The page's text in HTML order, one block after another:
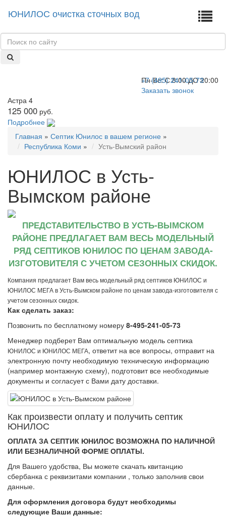
ЮНИЛОС очистка сточных вод
+7 (495) 241-05-73
Пн-Вс: С 8:00 ДО 20:00
Заказать звонок
Астра 4
125 000 руб.
Подробнее
Главная » Септик Юнилос в вашем регионе »
Республика Коми » Усть-Вымский район
ЮНИЛОС в Усть-
Вымском районе
ПРЕДСТАВИТЕЛЬСТВО В УСТЬ-ВЫМСКОМ
РАЙОНЕ ПРЕДЛАГАЕТ ВАМ ВЕСЬ МОДЕЛЬНЫЙ
РЯД СЕПТИКОВ ЮНИЛОС ПО ЦЕНАМ ЗАВОДА-
ИЗГОТОВИТЕЛЯ С УЧЕТОМ СЕЗОННЫХ СКИДОК.
Компания предлагает Вам весь модельный ряд септиков ЮНИЛОС и
ЮНИЛОС МЕГА в Усть-Вымском районе по ценам завода-изготовителя с
учетом сезонных скидок.
Как сделать заказ:
Позвонить по бесплатному номеру 8-495-241-05-73
Менеджер подберет Вам оптимальную модель септика
ЮНИЛОС и ЮНИЛОС МЕГА, ответит на все вопросы, отправит на
электронную почту необходимую техническую информацию
(например монтажную схему), подготовит все необходимые
документы и согласует с Вами дату доставки.
Как произвеcти оплату и получить септик
ЮНИЛОС
ОПЛАТА ЗА СЕПТИК ЮНИЛОС ВОЗМОЖНА ПО НАЛИЧНОЙ
ИЛИ БЕЗНАЛИЧНОЙ ФОРМЕ ОПЛАТЫ.
Для Вашего удобства, Вы можете скачать квитанцию
сбербанка с реквизитами компании , только заполнив свои
данные.
Для оформления договора будут необходимы
следующие Ваши данные: